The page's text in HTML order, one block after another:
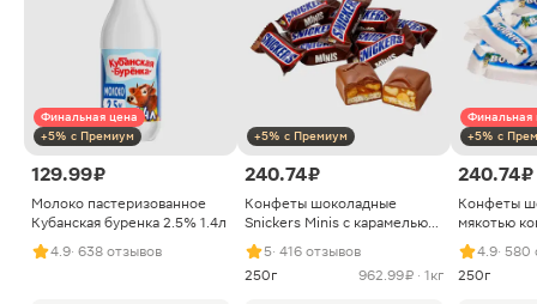
Финальная цена
+5% с Премиум
129.99 ₽
Молоко пастеризованное
Кубанская буренка 2.5% 1.4л
4.9· 638 отзывов
+5% с Премиум
240.74 ₽
Конфеты шоколадные
Snickers Minis с карамелью
арахисом и нугой
5· 416 отзывов
250г
962.99 ₽ · 1кг
Финальная
+5% с
240.74 ₽
Конфеты
мякотью
4.9· 580
250г